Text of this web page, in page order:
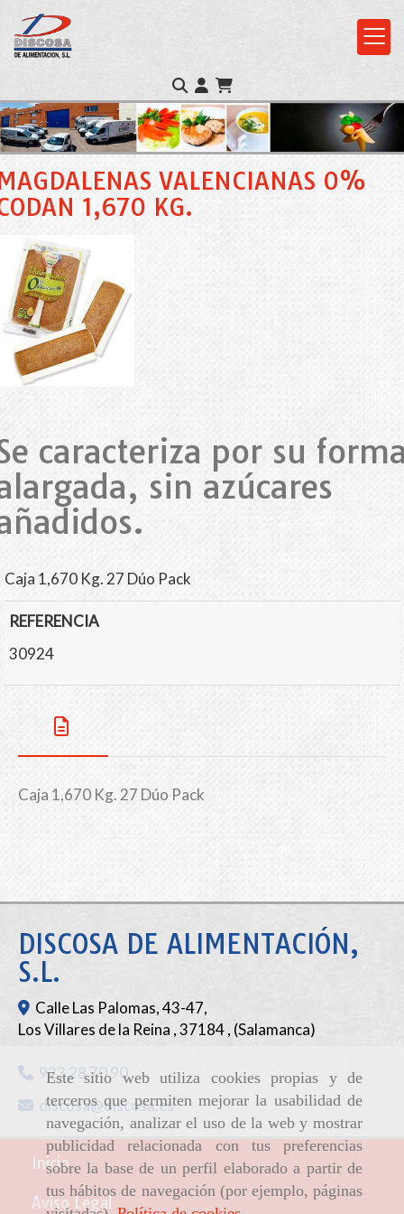
Este sitio web utiliza cookies propias y de
terceros que permiten mejorar la usabilidad de
navegación, analizar el uso de la web y mostrar
publicidad relacionada con tus preferencias
sobre la base de un perfil elaborado a partir de
tus hábitos de navegación (por ejemplo, páginas
VALENCIANAS 0%
1,670 KG.
caracteriza por su
sin azúcares
Caja 1,670 Kg. 27 Dúo Pack
REFERENCIA
30924
Caja 1,670 Kg. 27 Dúo Pack
DISCOSA DE ALIMENTACIÓN,
S.L.
Calle Las Palomas, 43-47,
Los Villares de la Reina ,37184, (Salamanca)
923 28 70 90
discosa
discosa.es
Inicio
Aviso Legal